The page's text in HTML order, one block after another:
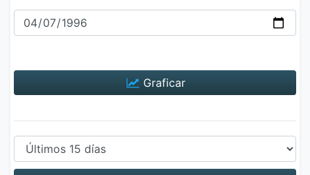
Graficar